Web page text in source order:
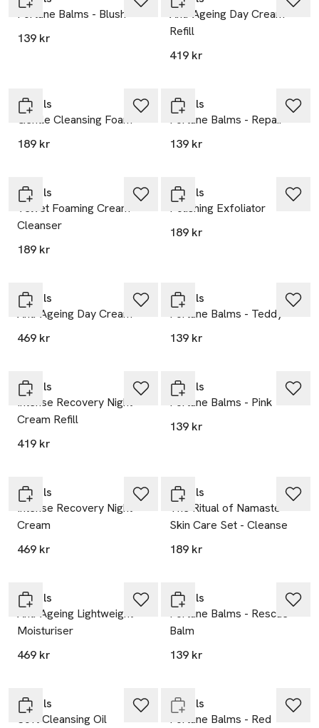
Fortune Balms - Blush
139 kr
Anti-Ageing Day Cream
Refill
419 kr
Rituals
Gentle Cleansing Foam
189 kr
Rituals
Fortune Balms - Repair
139 kr
Rituals
Velvet Foaming Cream
Cleanser
189 kr
Rituals
Polishing Exfoliator
189 kr
Rituals
Anti-Ageing Day Cream
469 kr
Rituals
Fortune Balms - Teddy
139 kr
Rituals
Intense Recovery Night
Cream Refill
419 kr
Rituals
Fortune Balms - Pink
139 kr
Rituals
Intense Recovery Night
Cream
469 kr
Rituals
The Ritual of Namaste
Skin Care Set - Cleanse
189 kr
Rituals
Anti-Ageing Lightweight
Moisturiser
469 kr
Rituals
Fortune Balms - Rescue
Balm
139 kr
Rituals
Soft Cleansing Oil
Gåva på köpet
Rituals
Fortune Balms - Red